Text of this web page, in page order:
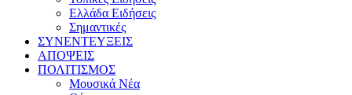
Ελλάδα Ειδήσεις
Σημαντικές
ΣΥΝΕΝΤΕΥΞΕΙΣ
ΑΠΟΨΕΙΣ
ΠΟΛΙΤΙΣΜΟΣ
Μουσικά Νέα